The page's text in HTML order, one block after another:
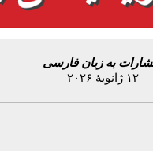
به زبان فارسی
۱۲ ژانویهٔ ۲۰۲۶